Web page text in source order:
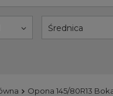
Średnica
Opona 145/80R13 Boka